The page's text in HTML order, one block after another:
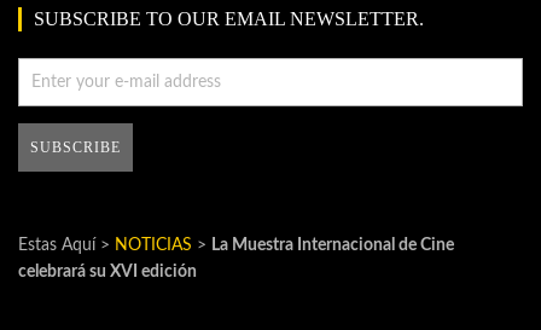
SUBSCRIBE TO OUR EMAIL NEWSLETTER.
Estas Aquí > NOTICIAS > La Muestra Internacional de Cine
celebrará su XVI edición